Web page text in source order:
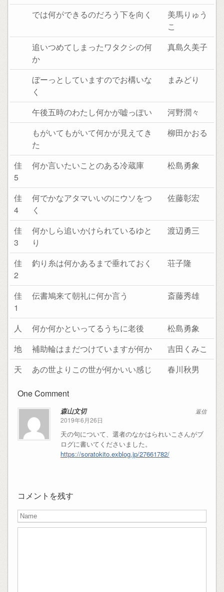
では何ができるのだろう下を向く
美馬りゅう
こ
追いつめてしまったワタクシの何
か
真島久美子
ぼーっとしていますのでお構いな
く
まみどり
午後五時のわたし何かが嘘っぽい
河野潤々
もがいてもがいて何かが見えてき
た
柳田かおる
佳
5
何か言いたいことのある冷蔵庫 松島勇象
佳
4
何でかなアタマいいのにウソをつ
く
佐藤彰宏
佳
3
何かしら追いかけられているゆと
り
渡辺勇三
佳
2
釣り糸は何かあるまで垂れておく 荘子隆
佳
1
伝書鳩来て朝礼に何か言う 斎藤秀雄
人 何か何かといってるうちに老後
松島勇象
地
補助輪はまだつけていますが何か
吉田くみこ
天
あの世よりこの世が何かいい感じ 春川秋男
One Comment
返信
森山文切
2019年6月26日
天の句について、選者のなかはられいこさんがブ
ログに書いてくださいました。
https://soratokito.exblog.jp/27661782/
コメントを残す